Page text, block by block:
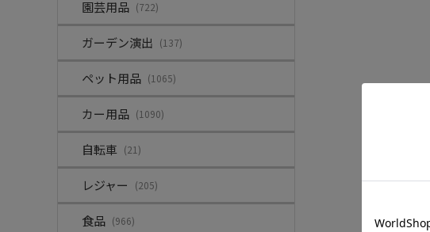
園芸用品 (722)
ガーデン演出 (137)
ペット用品 (1065)
カー用品 (1090)
自転車 (21)
レジャー (205)
食品 (966)